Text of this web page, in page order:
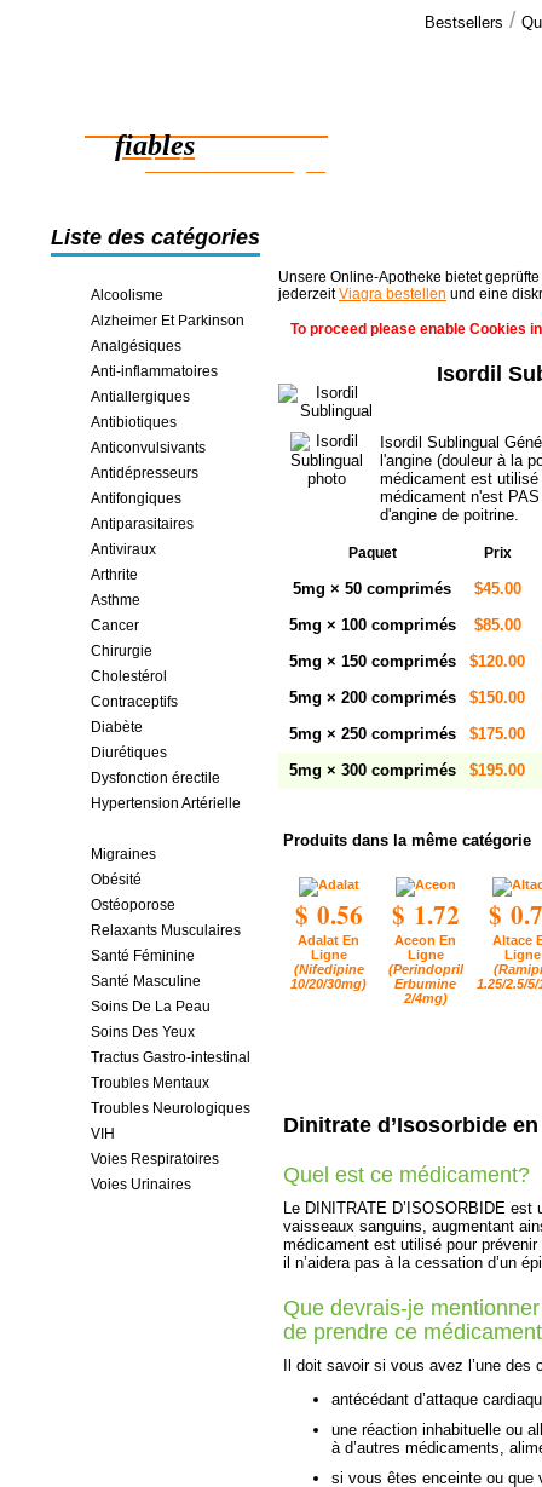
Bestsellers /
fiables
des économies en ligne
Liste des catégories
Alcoolisme
Alzheimer Et Parkinson
Analgésiques
Anti-inflammatoires
Antiallergiques
Antibiotiques
Anticonvulsivants
Antidépresseurs
Antifongiques
Antiparasitaires
Antiviraux
Arthrite
Asthme
Cancer
Chirurgie
Cholestérol
Contraceptifs
Diabète
Diurétiques
Dysfonction érectile
Hypertension Artérielle
Migraines
Obésité
Ostéoporose
Relaxants Musculaires
Santé Féminine
Santé Masculine
Soins De La Peau
Soins Des Yeux
Tractus Gastro-intestinal
Troubles Mentaux
Troubles Neurologiques
VIH
Voies Respiratoires
Voies Urinaires
Unsere Online-Apotheke bietet
jederzeitViagra bestellen und eine
To proceed please enable Cookies
Isordil
Isordil Sublingual
l'angine (douleur à la
médicament est
médicament n'est
d'angine de poitrine.
Paquet Prix
5mg × 50 comprimés
$45.00
5mg × 100 comprimés
$85.00
5mg × 150 comprimés
$120.00
5mg × 200 comprimés
$150.00
5mg × 250 comprimés
$175.00
5mg × 300 comprimés
$195.00
Produits dans la même catégorie
$ 0.56
Adalat En
Ligne
(Nifedipine
10/20/30mg)
$ 1.72
Aceon En
Ligne
(Perindopril
Erbumine
2/4mg)
$
Altace
Ligne
1.25/2.5/
Dinitrate d’Isosorbide
Quel est ce médicament?
Le DINITRATE D’ISOSORBIDE
vaisseaux sanguins, augmentant
médicament est utilisé pour
il n’aidera pas à la cessation d’un
Que devrais-je
de prendre ce
Il doit savoir si vous avez l’une des
antécédant d’attaque
une réaction inhabituelle ou
à d’autres médicaments,
si vous êtes enceinte ou que